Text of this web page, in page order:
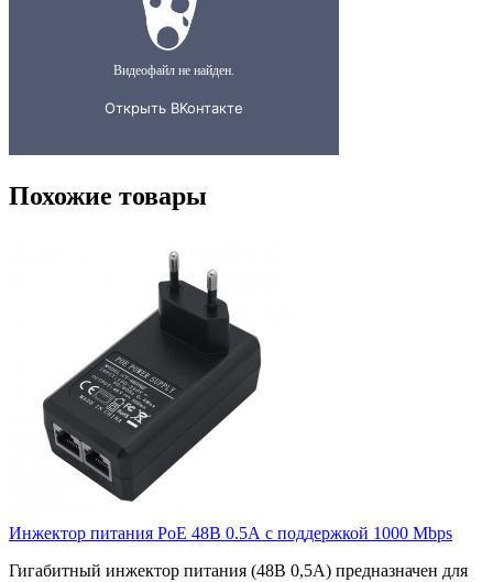
Похожие товары
Инжектор питания PoE 48В 0.5А с поддержкой 1000 Mbps
Гигабитный инжектор питания (48В 0,5А) предназначен для